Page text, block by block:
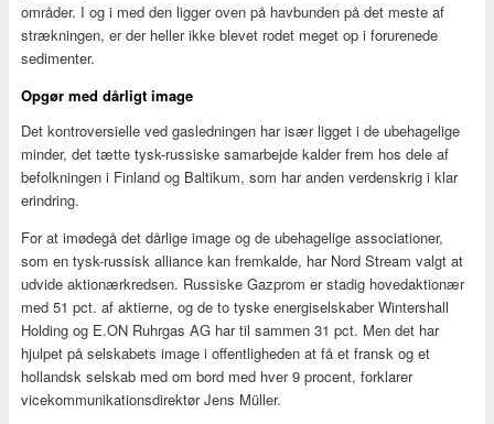
områder. I og i med den ligger oven på havbunden på det meste af
strækningen, er der heller ikke blevet rodet meget op i forurenede
sedimenter.
Opgør med dårligt image
Det kontroversielle ved gasledningen har især ligget i de ubehagelige
minder, det tætte tysk-russiske samarbejde kalder frem hos dele af
befolkningen i Finland og Baltikum, som har anden verdenskrig i klar
erindring.
For at imødegå det dårlige image og de ubehagelige associationer,
som en tysk-russisk alliance kan fremkalde, har Nord Stream valgt at
udvide aktionærkredsen. Russiske Gazprom er stadig hovedaktionær
med 51 pct. af aktierne, og de to tyske energiselskaber Wintershall
Holding og E.ON Ruhrgas AG har til sammen 31 pct. Men det har
hjulpet på selskabets image i offentligheden at få et fransk og et
hollandsk selskab med om bord med hver 9 procent, forklarer
vicekommunikationsdirektør Jens Müller.